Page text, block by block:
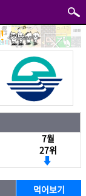
7월
27위
먹어보기